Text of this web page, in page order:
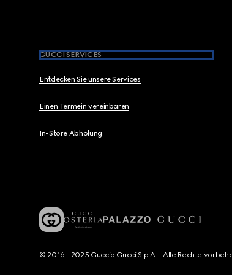
GUCCI SERVICES
Entdecken Sie unsere Services
Einen Termein vereinbaren
In-Store Abholung
© 2016 - 2025 Guccio Gucci S.p.A. - Alle Rechte